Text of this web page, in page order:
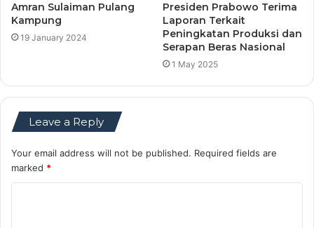
Amran Sulaiman Pulang
Kampung
19 January 2024
Presiden Prabowo Terima
Laporan Terkait
Peningkatan Produksi dan
Serapan Beras Nasional
1 May 2025
Leave a Reply
Your email address will not be published. Required fields are
marked *